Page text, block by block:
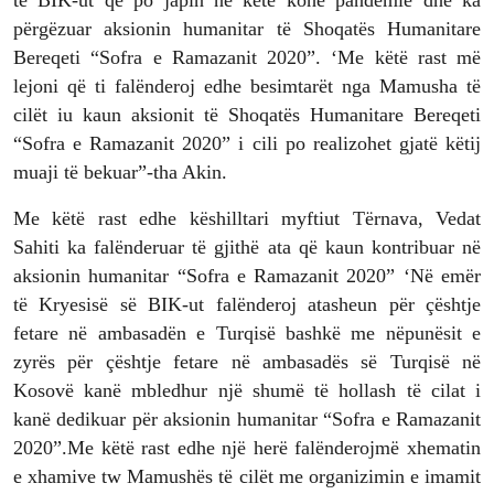
përgëzuar aksionin humanitar të Shoqatës Humanitare
Bereqeti “Sofra e Ramazanit 2020”. ‘Me këtë rast më
lejoni që ti falënderoj edhe besimtarët nga Mamusha të
cilët iu kaun aksionit të Shoqatës Humanitare Bereqeti
“Sofra e Ramazanit 2020” i cili po realizohet gjatë këtij
muaji të bekuar”-tha Akin.
Me këtë rast edhe këshilltari myftiut Tërnava, Vedat
Sahiti ka falënderuar të gjithë ata që kaun kontribuar në
aksionin humanitar “Sofra e Ramazanit 2020” ‘Në emër
të Kryesisë së BIK-ut falënderoj atasheun për çështje
fetare në ambasadën e Turqisë bashkë me nëpunësit e
zyrës për çështje fetare në ambasadës së Turqisë në
Kosovë kanë mbledhur një shumë të hollash të cilat i
kanë dedikuar për aksionin humanitar “Sofra e Ramazanit
2020”.Me këtë rast edhe një herë falënderojmë xhematin
e xhamive tw Mamushës të cilët me organizimin e imamit